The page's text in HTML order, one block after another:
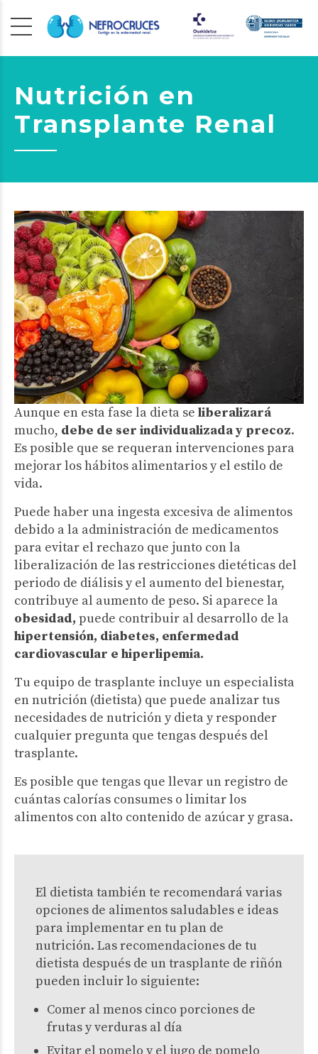
Nutrición en
Transplante Renal
Aunque en esta fase la dieta se liberalizará
mucho, debe de ser individualizada y precoz.
Es posible que se requeran intervenciones para
mejorar los hábitos alimentarios y el estilo de
vida.
Puede haber una ingesta excesiva de alimentos
debido a la administración de medicamentos
para evitar el rechazo que junto con la
liberalización de las restricciones dietéticas del
periodo de diálisis y el aumento del bienestar,
contribuye al aumento de peso. Si aparece la
obesidad, puede contribuir al desarrollo de la
hipertensión, diabetes, enfermedad
cardiovascular e hiperlipemia.
Tu equipo de trasplante incluye un especialista
en nutrición (dietista) que puede analizar tus
necesidades de nutrición y dieta y responder
cualquier pregunta que tengas después del
trasplante.
Es posible que tengas que llevar un registro de
cuántas calorías consumes o limitar los
alimentos con alto contenido de azúcar y grasa.
El dietista también te recomendará varias
opciones de alimentos saludables e ideas
para implementar en tu plan de
nutrición. Las recomendaciones de tu
dietista después de un trasplante de riñón
pueden incluir lo siguiente:
Comer al menos cinco porciones de
frutas y verduras al día